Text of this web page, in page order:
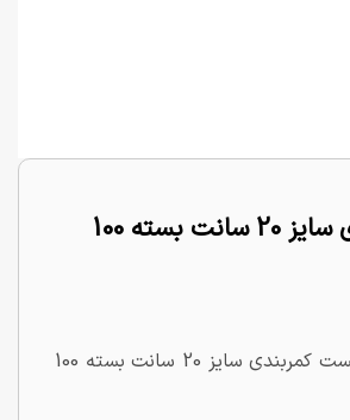
بست کمربندی سایز 20 سانت بسته 100
عرضه و فروش بست کمربندی سایز 20 سانت بسته 100